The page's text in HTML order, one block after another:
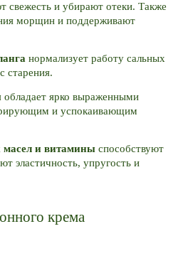
свежесть и убирают отеки. Также
морщин и поддерживают
нормализует работу сальных
старения.
обладает ярко выраженными
и успокаивающим
масел и витамины способствуют
эластичность, упругость и
крема